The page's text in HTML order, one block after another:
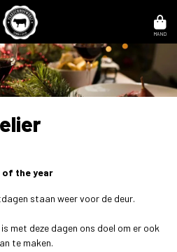
MAND
of the year
staan weer voor de deur.
met deze dagen ons doel om er ook
te maken.